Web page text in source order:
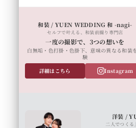
和装 / YUEN WEDDING 和 -nagi-
セルフで叶える、和装前撮り専門店
一度の撮影で、3つの想いを
白無垢・色打掛・色掛下、意味の異なる和装
験
詳細はこちら
Instagram
洋装 /
二人でつくる